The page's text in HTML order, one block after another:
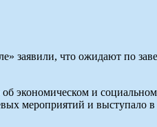
заявили, что ожидают по
экономическом и
мероприятий и